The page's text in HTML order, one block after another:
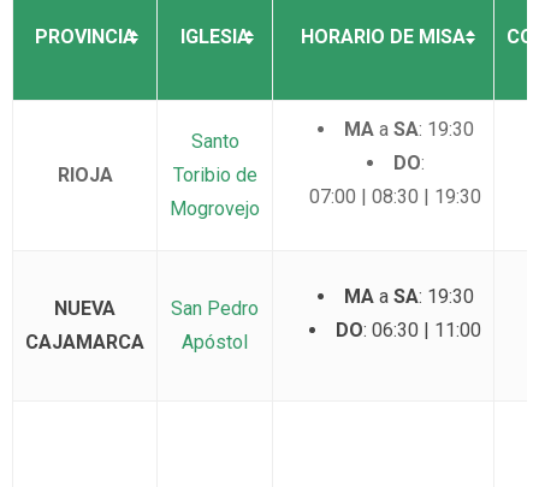
PROVINCIA IGLESIA HORARIO DE MISA
RIOJA
Santo
Toribio de
Mogrovejo
MAa SA: 19:30
DO:
07:00 | 08:30 | 19:30
NUEVA
CAJAMARCA
San Pedro
Apóstol
MAa SA: 19:30
DO: 06:30 | 11:00